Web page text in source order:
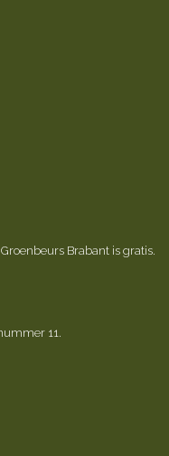
Brabant is gratis.
11.